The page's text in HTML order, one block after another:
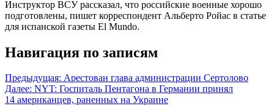
Инструктор ВСУ рассказал, что российские военные хорошо
подготовлены, пишет корреспондент Альберто Ройас в статье
для испанской газеты El Mundo.
Навигация по записям
Предыдущая: Арестован глава администрации Сертолово
Далее: NYT: Госпиталь Пентагона в Германии принял
14 американцев, раненных на Украине